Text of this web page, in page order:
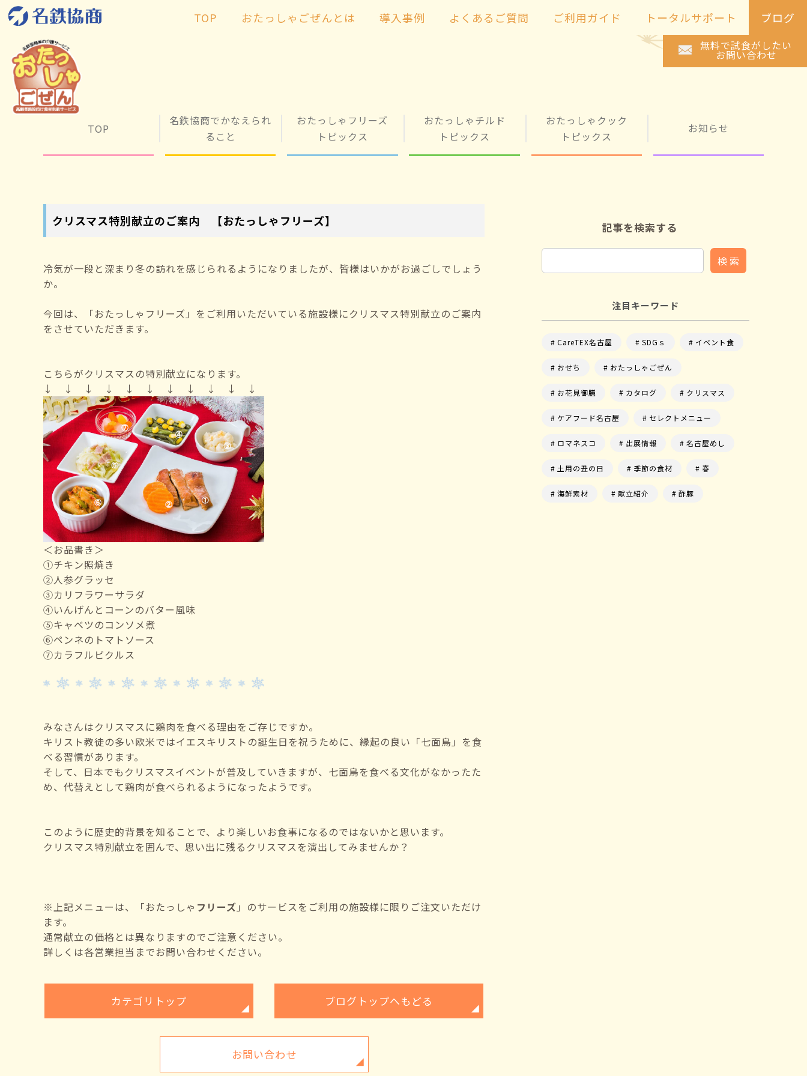
TOP おたっしゃごぜんとは 導入事例 よくあるご質問 ご利用ガイド トータルサポート ブログ
無料で試食がしたい
お問い合わせ
TOP
名鉄協商でかなえられ
ること
おたっしゃフリーズ
トピックス
おたっしゃチルド
トピックス
おたっしゃクック
トピックス
お知らせ
クリスマス特別献立のご案内 【おたっしゃフリーズ】
冷気が一段と深まり冬の訪れを感じられるようになりましたが、皆様はいかがお過ごしでしょう
か。
今回は、「おたっしゃフリーズ」をご利用いただいている施設様にクリスマス特別献立のご案内
をさせていただきます。
こちらがクリスマスの特別献立になります。
↓ ↓ ↓ ↓ ↓ ↓ ↓ ↓ ↓ ↓ ↓
＜お品書き＞
➀チキン照焼き
②人参グラッセ
③カリフラワーサラダ
④いんげんとコーンのバター風味
⑤キャベツのコンソメ煮
⑥ペンネのトマトソース
⑦カラフルピクルス
みなさんはクリスマスに鶏肉を食べる理由をご存じですか。
キリスト教徒の多い欧米ではイエスキリストの誕生日を祝うために、縁起の良い「七面鳥」を食
べる習慣があります。
そして、日本でもクリスマスイベントが普及していきますが、七面鳥を食べる文化がなかったた
め、代替えとして鶏肉が食べられるようになったようです。
このように歴史的背景を知ることで、より楽しいお食事になるのではないかと思います。
クリスマス特別献立を囲んで、思い出に残るクリスマスを演出してみませんか？
※上記メニューは、「おたっしゃ フリーズ 」のサービスをご利用の施設様に限りご注文いただけ
ます。
通常献立の価格とは異なりますのでご注意ください。
詳しくは各営業担当までお問い合わせください。
カテゴリトップ ブログトップへもどる
お問い合わせ
記事を検索する
検 索
注目キーワード
CareTEX名古屋 SDGｓ イベント食
おせち おたっしゃごぜん
お花見御膳 カタログ クリスマス
ケアフード名古屋 セレクトメニュー
ロマネスコ 出展情報 名古屋めし
土用の丑の日 季節の食材 春
海鮮素材 献立紹介 酢豚